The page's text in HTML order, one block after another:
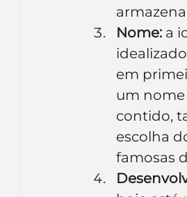
Nome: a
em
um nome
contido,
escolha
famosas